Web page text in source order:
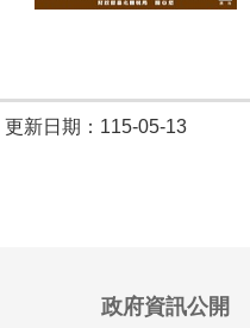
更新日期：115-05-13
政府資訊公開